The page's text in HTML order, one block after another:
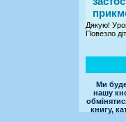
Дякую!
Повезло
Ми
нашу
книгу,